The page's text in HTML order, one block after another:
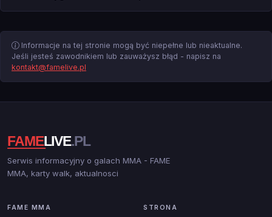
Informacje na tej stronie mogą być niepełne lub nieaktualne.
Jeśli jesteś zawodnikiem lub zauważysz błąd - napisz na
kontakt@famelive.pl
Serwis informacyjny o galach MMA - FAME
MMA, karty walk, aktualnosci
FAME MMA STRONA